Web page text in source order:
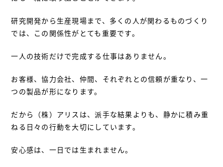
研究開発から生産現場まで、多くの人が関わるものづくり
では、この関係性がとても重要です。
一人の技術だけで完成する仕事はありません。
お客様、協力会社、仲間、それぞれとの信頼が重なり、一
つの製品が形になります。
だから（株）アリスは、派手な結果よりも、静かに積み重
ねる日々の行動を大切にしています。
安心感は、一日では生まれません。